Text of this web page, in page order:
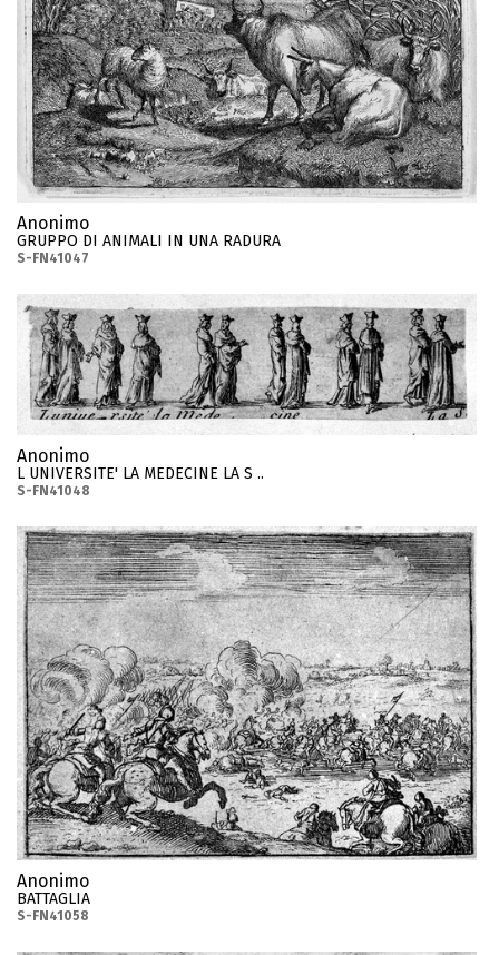
Anonimo
GRUPPO DI ANIMALI IN UNA RADURA
S-FN41047
Anonimo
L UNIVERSITE' LA MEDECINE LA S ..
S-FN41048
Anonimo
BATTAGLIA
S-FN41058